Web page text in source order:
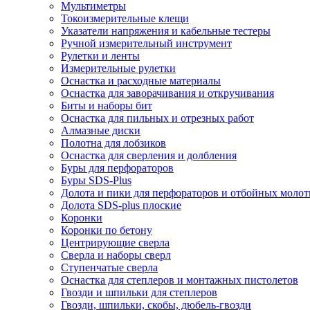
Мультиметры
Токоизмерительные клещи
Указатели напряжения и кабельные тестеры
Ручной измерительный инструмент
Рулетки и ленты
Измерительные рулетки
Оснастка и расходные материалы
Оснастка для заворачивания и откручивания
Биты и наборы бит
Оснастка для пильных и отрезных работ
Алмазные диски
Полотна для лобзиков
Оснастка для сверления и долбления
Буры для перфораторов
Буры SDS-Plus
Долота и пики для перфораторов и отбойных
Долота SDS-plus плоские
Коронки
Коронки по бетону
Центрирующие сверла
Сверла и наборы сверл
Ступенчатые сверла
Оснастка для степлеров и монтажных пистолетов
Гвозди и шпильки для степлеров
Гвозди, шпильки, скобы, дюбель-гвозди